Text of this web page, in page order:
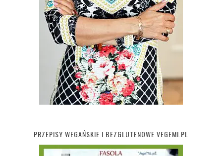
PRZEPISY WEGAŃSKIE I BEZGLUTENOWE VEGEMI.PL